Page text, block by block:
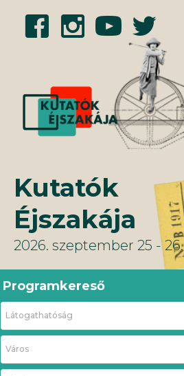
tartalomba
Kutatók
Éjszakája
2026. szeptember 25 - 26.
Programkereső
Látogathatóság
Város